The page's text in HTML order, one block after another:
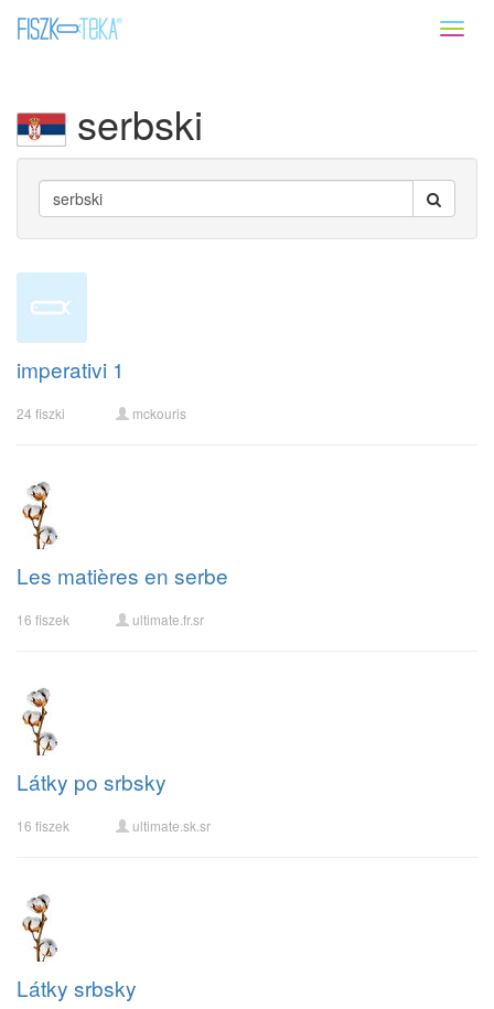
serbski
imperativi 1
24 fiszki mckouris
Les matières en serbe
16 fiszek ultimate.fr.sr
Látky po srbsky
16 fiszek ultimate.sk.sr
Látky srbsky